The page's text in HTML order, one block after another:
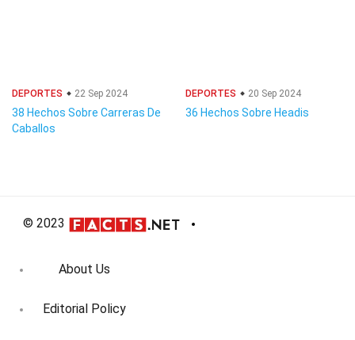
DEPORTES 22 Sep 2024
38 Hechos Sobre Carreras De
Caballos
DEPORTES 20 Sep 2024
36 Hechos Sobre Headis
© 2023
About Us
Editorial Policy